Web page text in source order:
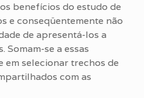
benefícios do estudo de
e conseqüentemente não
de apresentá-los a
Somam-se a essas
em selecionar trechos de
com as